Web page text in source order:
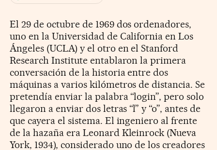
El 29 de octubre de 1969 dos ordenadores,
uno en la Universidad de California en Los
Ángeles (UCLA) y el otro en el Stanford
Research Institute entablaron la primera
conversación de la historia entre dos
máquinas a varios kilómetros de distancia. Se
pretendía enviar la palabra “login”, pero solo
llegaron a enviar dos letras “l” y “o”, antes de
que cayera el sistema. El ingeniero al frente
de la hazaña era Leonard Kleinrock (Nueva
York, 1934), considerado uno de los creadores